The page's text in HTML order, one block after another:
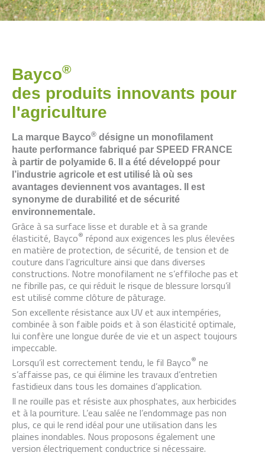
Bayco®
des produits innovants pour
l'agriculture
La marque Bayco® désigne un monofilament
haute performance fabriqué par SPEED FRANCE
à partir de polyamide 6. Il a été développé pour
l’industrie agricole et est utilisé là où ses
avantages deviennent vos avantages. Il est
synonyme de durabilité et de sécurité
environnementale.
Grâce à sa surface lisse et durable et à sa grande
élasticité, Bayco® répond aux exigences les plus élevées
en matière de protection, de sécurité, de tension et de
couture dans l’agriculture ainsi que dans diverses
constructions. Notre monofilament ne s’effiloche pas et
ne fibrille pas, ce qui réduit le risque de blessure lorsqu’il
est utilisé comme clôture de pâturage.
Son excellente résistance aux UV et aux intempéries,
combinée à son faible poids et à son élasticité optimale,
lui confère une longue durée de vie et un aspect toujours
impeccable.
Lorsqu’il est correctement tendu, le fil Bayco® ne
s’affaisse pas, ce qui élimine les travaux d’entretien
fastidieux dans tous les domaines d’application.
Il ne rouille pas et résiste aux phosphates, aux herbicides
et à la pourriture. L’eau salée ne l’endommage pas non
plus, ce qui le rend idéal pour une utilisation dans les
plaines inondables. Nous proposons également une
version électriquement conductrice si nécessaire.